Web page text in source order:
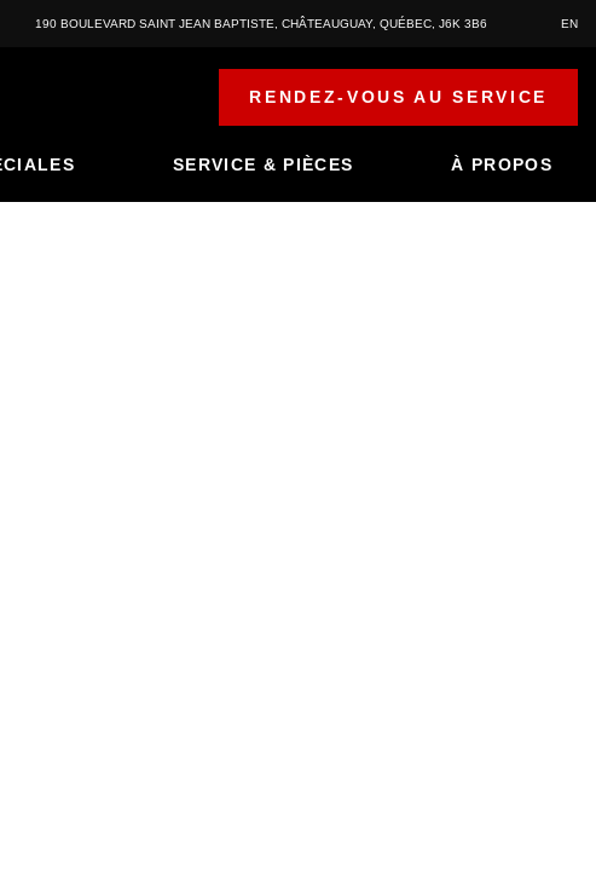
190 BOULEVARD SAINT JEAN BAPTISTE CHÂTEAUGUAY, QUÉBEC J6K 3B6 EN
RENDEZ-VOUS AU SERVICE
SERVICE & PIÈCES À PROPOS